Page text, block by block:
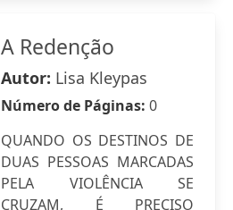
A Redenção
Autor: Lisa Kleypas
Número de Páginas: 0
QUANDO OS DESTINOS DE
DUAS PESSOAS MARCADAS
PELA VIOLÊNCIA SE
CRUZAM, É PRECISO